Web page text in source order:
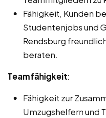
Fähigkeit, Kunden
Studentenjobs und
Rendsburg
beraten.
Teamfähigkeit:
Fähigkeit zur
Umzugshelfern und